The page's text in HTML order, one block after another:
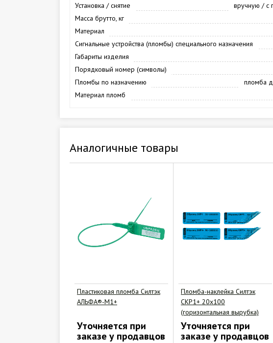
Установка / снятие
вручную / с
Масса брутто, кг
Материал
Сигнальные устройства (пломбы) специального назначения
Габариты изделия
Порядковый номер (символы)
Пломбы по назначению
пломба
Материал пломб
Аналогичные товары
Пластиковая пломба Силтэк
АЛЬФА®-М1+
Уточняется при
заказе у продавцов
Пломба-наклейка Силтэк
СКР1+ 20х100
(горизонтальная вырубка)
Уточняется при
заказе у продавцов